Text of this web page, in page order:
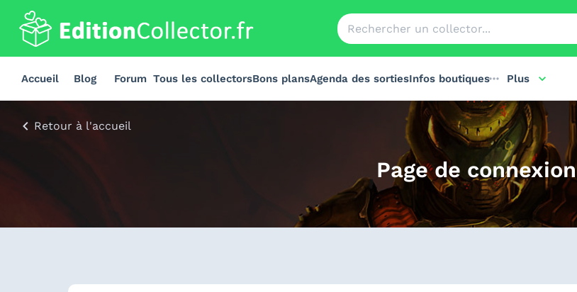
Accueil Blog Forum Tous les collectorsBons plansAgenda des sortiesInfos boutiques Plus
Retour à l'accueil
Page de connexion